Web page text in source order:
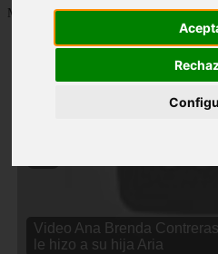
Mostrando 1 - 24 de 2833 artículos
Video Ana Brenda
le hizo a su hija Aria